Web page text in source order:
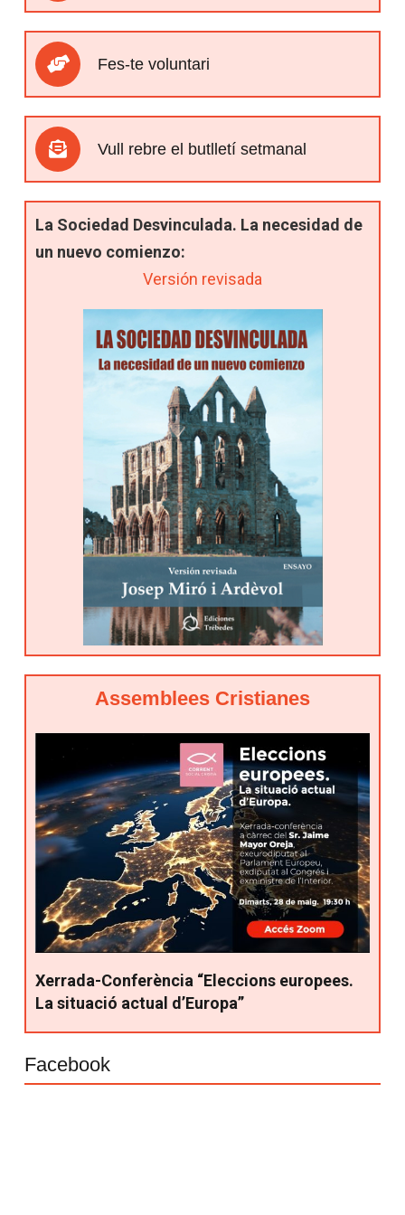
Fes-te voluntari
Vull rebre el butlletí setmanal
La Sociedad Desvinculada. La necesidad de
un nuevo comienzo:
Versión revisada
Assemblees Cristianes
Xerrada-Conferència “Eleccions europees.
La situació actual d’Europa”
Facebook